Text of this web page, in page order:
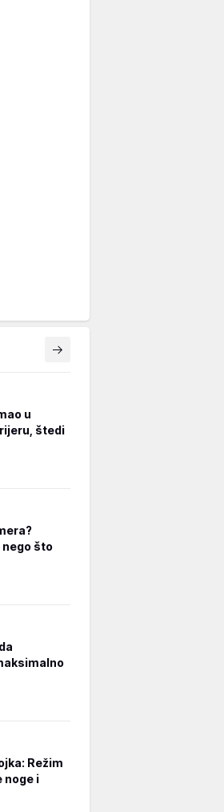
u
štedi
nego što
Režim
noge i